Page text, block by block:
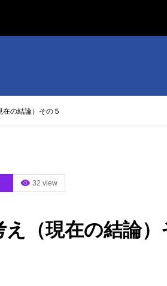
の結論）その５
32 view
え（現在の結論）